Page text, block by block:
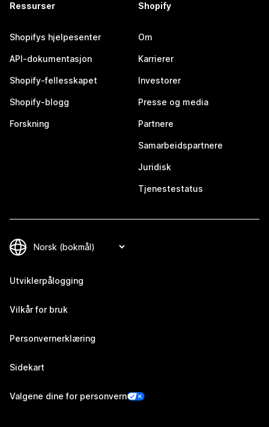
Ressurser
Shopifys hjelpesenter
API-dokumentasjon
Shopify-fellesskapet
Shopify-blogg
Forskning
Shopify
Om
Karrierer
Investorer
Presse og media
Partnere
Samarbeidspartnere
Juridisk
Tjenestestatus
Utviklerpålogging
Vilkår for bruk
Personvernerklæring
Sidekart
Valgene dine for personvern